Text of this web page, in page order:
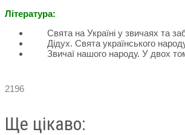
Література:
Свята на Україні у звичаях та
Дідух. Свята українського
Звичаї нашого народу. У двох
2196
Ще цікаво: